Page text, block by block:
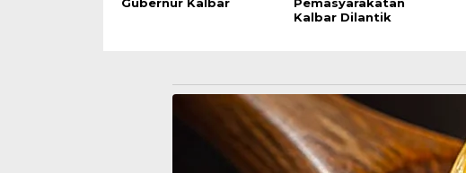
Gubernur Kalbar
Pemasyarakatan
Kalbar Dilantik